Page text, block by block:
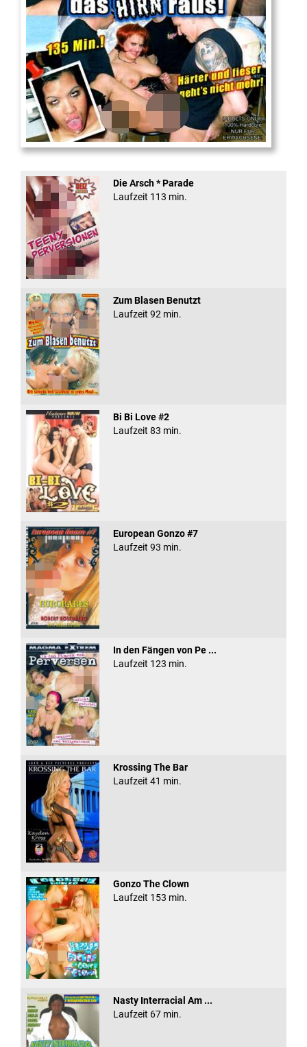
Fickt den Schlampen ...
Die Arsch * Parade
Laufzeit 113 min.
Zum Blasen Benutzt
Laufzeit 92 min.
Bi Bi Love #2
Laufzeit 83 min.
European Gonzo #7
Laufzeit 93 min.
In den Fängen von Pe ...
Laufzeit 123 min.
Krossing The Bar
Laufzeit 41 min.
Gonzo The Clown
Laufzeit 153 min.
Nasty Interracial Am ...
Laufzeit 67 min.